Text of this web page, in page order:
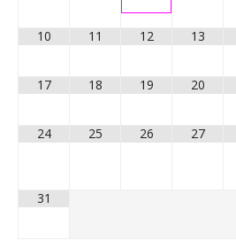
10 11 12 13
17 18 19 20
24 25 26 27
31